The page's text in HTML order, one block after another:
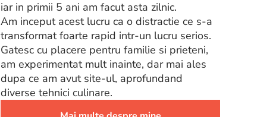
iar in primii 5 ani am facut asta zilnic.
Am inceput acest lucru ca o distractie ce s-a
transformat foarte rapid intr-un lucru serios.
Gatesc cu placere pentru familie si prieteni,
am experimentat mult inainte, dar mai ales
dupa ce am avut site-ul, aprofundand
diverse tehnici culinare.